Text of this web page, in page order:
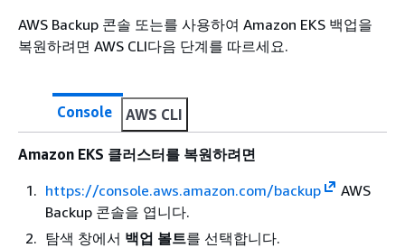
AWS Backup 콘솔 또는를 사용하여 Amazon EKS 백업을
복원하려면 AWS CLI다음 단계를 따르세요.
Console AWS CLI
Amazon EKS 클러스터를 복원하려면
https://console.aws.amazon.com/backup
AWS
Backup 콘솔을 엽니다.
탐색 창에서 백업 볼트를 선택합니다.